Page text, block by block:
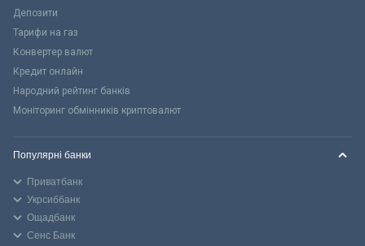
Депозити
Тарифи на газ
Конвертер валют
Кредит онлайн
Народний рейтинг банків
Моніторинг обмінників криптовалют
Популярні банки
Приватбанк
Укрсиббанк
Ощадбанк
Сенс Банк